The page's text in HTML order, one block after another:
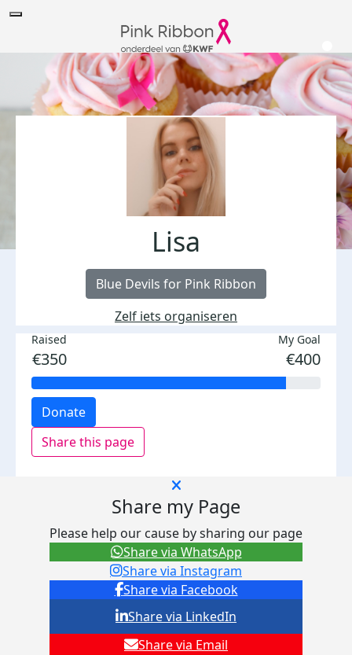
Lisa
Blue Devils for Pink Ribbon
Zelf iets organiseren
Raised
€350
My Goal
€400
Donate
Share this page
Share my Page
Please help our cause by sharing our page
Share via Facebook
Share via Instagram
Share via Email
Share via LinkedIn
Share via WhatsApp